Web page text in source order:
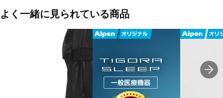
より、動きやすさと耐久性を兼ね備えています。
・UV プロテクション (UPF 50+)：肌を紫外線から保護します。
・ウエストはスピンドル仕様
・左ももにキャットロゴ
よく一緒に見られている商品